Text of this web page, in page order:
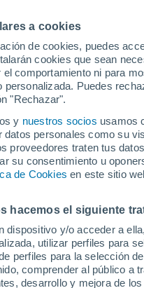
a cookies
de cookies, puedes
cookies que sean
comportamiento ni para
personalizada. Puedes
"Rechazar".
y nuestros socios usamos
personales como su
proveedores traten tus
su consentimiento u
de Cookies en este sitio
hacemos el siguiente
dispositivo y/o acceder a
utilizar perfiles para
perfiles para la selección
comprender al público
desarrollo y mejora de